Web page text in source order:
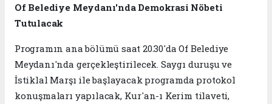
Of Belediye Meydanı'nda Demokrasi Nöbeti
Tutulacak
Programın ana bölümü saat 20.30'da Of Belediye
Meydanı'nda gerçekleştirilecek. Saygı duruşu ve
İstiklal Marşı ile başlayacak programda protokol
konuşmaları yapılacak, Kur'an-ı Kerim tilaveti,